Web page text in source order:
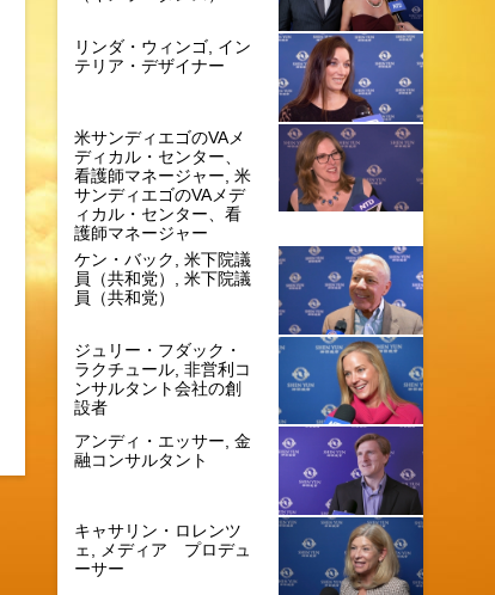
リンダ・ウィンゴ, イン
テリア・デザイナー
米サンディエゴのVAメ
ディカル・センター、
看護師マネージャー, 米
サンディエゴのVAメデ
ィカル・センター、看
護師マネージャー
ケン・バック, 米下院議
員（共和党）, 米下院議
員（共和党）
ジュリー・フダック・
ラクチュール, 非営利コ
ンサルタント会社の創
設者
アンディ・エッサー, 金
融コンサルタント
キャサリン・ロレンツ
ェ, メディア プロデュ
ーサー